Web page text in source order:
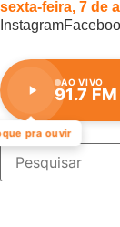
sexta-feira, 7 de
Instagram
pra ouvir
AO VIVO
91.7 FM
Estação:
91.7
FM